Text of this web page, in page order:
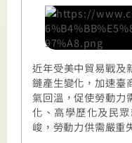
近年受美中貿易戰及
鏈產生變化，加速臺
氣回溫，促使勞動力
化、高學歷化及民
峻，勞動力供需嚴重